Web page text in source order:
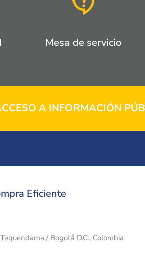
Mesa de servicio
A INFORMACIÓN
Eficiente
/ Bogotá D.C., Colombia